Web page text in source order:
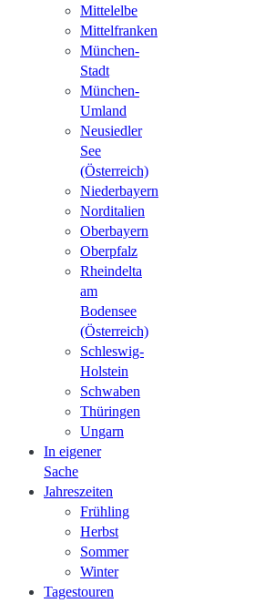
Mittelelbe
Mittelfranken
München-
Stadt
München-
Umland
Neusiedler
See
(Österreich)
Niederbayern
Norditalien
Oberbayern
Oberpfalz
Rheindelta
am
Bodensee
(Österreich)
Schleswig-
Holstein
Schwaben
Thüringen
Ungarn
In eigener
Sache
Jahreszeiten
Frühling
Herbst
Sommer
Winter
Tagestouren